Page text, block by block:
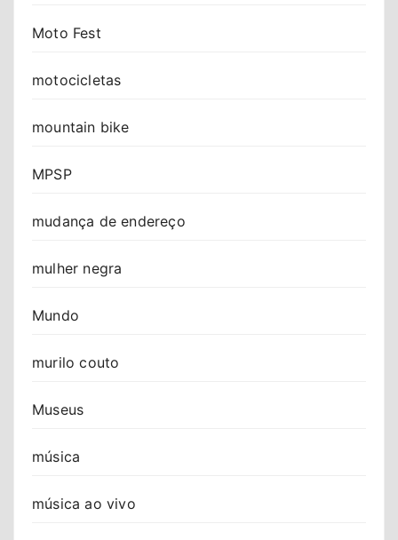
Moto Fest
motocicletas
mountain bike
MPSP
mudança de endereço
mulher negra
Mundo
murilo couto
Museus
música
música ao vivo